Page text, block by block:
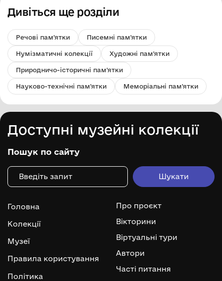
Дивіться ще розділи
Речові пам'ятки Писемні пам'ятки
Нумізматичні колекції Художні пам'ятки
Природничо-історичні пам'ятки
Науково-технічні пам'ятки Меморіальні пам'ятки
Доступні музейні колекції
Пошук по сайту
Головна
Колекції
Музеї
Правила користування
Політика
Про проєкт
Вікторини
Віртуальні тури
Автори
Часті питання